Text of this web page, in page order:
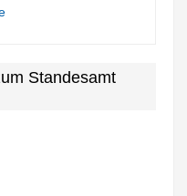
Standesamt